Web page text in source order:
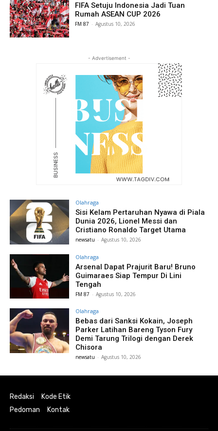
FIFA Setuju Indonesia Jadi Tuan
Rumah ASEAN CUP 2026
FM 87 - Agustus 10, 2026
- Advertisement -
Olahraga
Sisi Kelam Pertaruhan Nyawa di Piala
Dunia 2026, Lionel Messi dan
Cristiano Ronaldo Target Utama
newsatu - Agustus 10, 2026
Olahraga
Arsenal Dapat Prajurit Baru! Bruno
Guimaraes Siap Tempur Di Lini
Tengah
FM 87 - Agustus 10, 2026
Olahraga
Bebas dari Sanksi Kokain, Joseph
Parker Latihan Bareng Tyson Fury
Demi Tarung Trilogi dengan Derek
Chisora
newsatu - Agustus 10, 2026
Redaksi
Kode Etik
Pedoman
Kontak